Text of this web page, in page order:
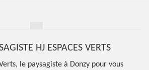
HJ ESPACES VERTS
le paysagiste à Donzy pour vous